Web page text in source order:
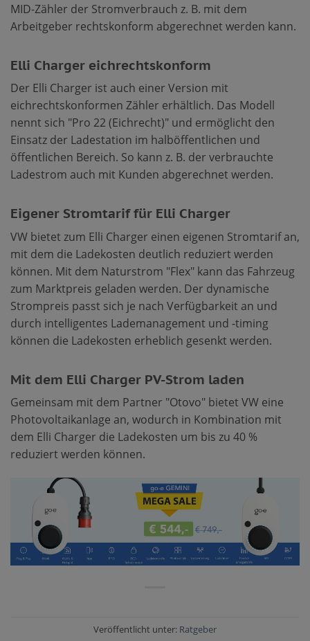
MID-Zähler der Stromverbrauch z. B. mit dem
Arbeitgeber rechtskonform abgerechnet werden kann.
Elli Charger eichrechtskonform
Der Elli Charger ist auch einer Version mit
eichrechtskonformen Zähler erhältlich. Das Modell
nennt sich "Pro 22 (Eichrecht)" und ermöglicht den
Einsatz der Ladestation im halböffentlichen und
öffentlichen Bereich. So kann z. B. der verbrauchte
Ladestrom auch mit Kunden abgerechnet werden.
Eigener Stromtarif für Elli Charger
VW bietet zum Elli Charger einen eigenen Stromtarif an,
mit dem die Ladekosten deutlich reduziert werden
können. Mit dem Naturstrom "Flex" kann das Fahrzeug
zum Marktpreis geladen werden. Der dynamische
Strompreis passt sich je nach Verfügbarkeit an und
durch intelligentes Lademanagement und -timing
können die Ladekosten erheblich gesenkt werden.
Mit dem Elli Charger PV-Strom laden
Gemeinsam mit dem Partner "Otovo" bietet VW eine
Photovoltaikanlage an, wodurch in Kombination mit
dem Elli Charger die Ladekosten um bis zu 40 %
reduziert werden können.
Veröffentlicht unter: Ratgeber